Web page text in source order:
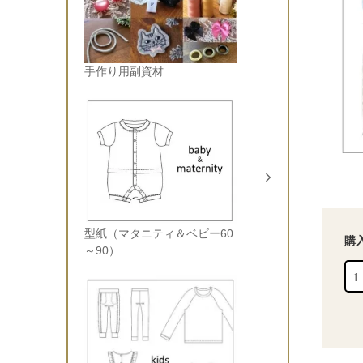
購
手作り用副資材
型紙（マタニティ＆ベビー60
～90）